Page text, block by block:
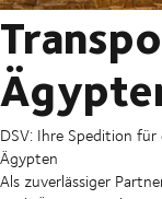
DSV: Ihre Spedition
Ägypten
Als zuverlässiger